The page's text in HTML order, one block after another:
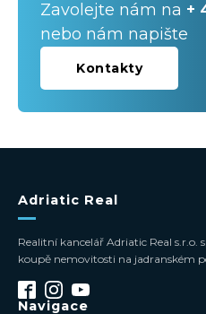
Zavolejte nám na +
nebo nám napište
Kontakty
Adriatic Real
Realitní kancelář Adriatic Real s.r.o.
koupě nemovitosti na jadranském
Navigace